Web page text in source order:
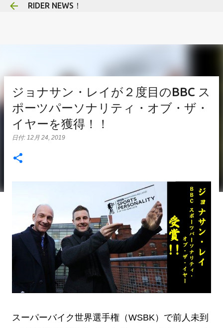
RIDER NEWS！
ジョナサン・レイが２度目のBBC ス
ポーツパーソナリティ・オブ・ザ・
イヤーを獲得！！
日付: 12月 24, 2019
スーパーバイク世界選手権（WSBK）で前人未到